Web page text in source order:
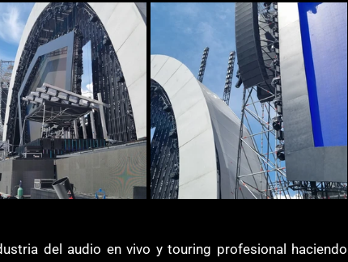
del audio en vivo y touring profesional haciendo